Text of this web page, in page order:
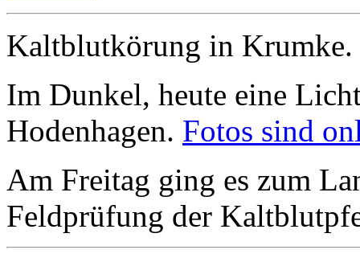
Kaltblutkörung in Krumke.
Im Dunkel, heute eine
Hodenhagen. Fotos sind
Am Freitag ging es zum
Feldprüfung der